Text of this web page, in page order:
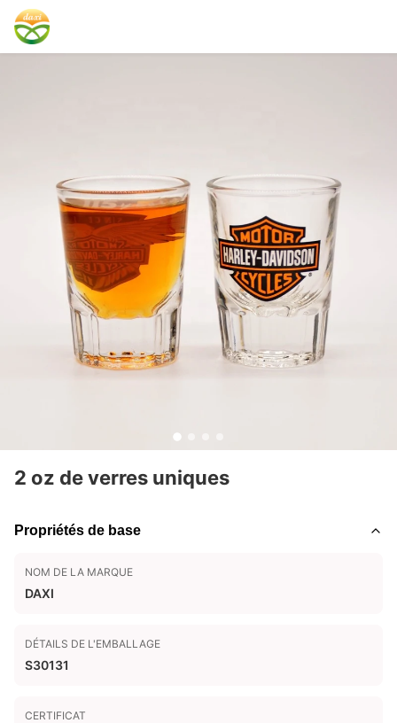
2 oz de verres uniques
Propriétés de base
NOM DE LA MARQUE
DAXI
DÉTAILS DE L'EMBALLAGE
S30131
CERTIFICAT